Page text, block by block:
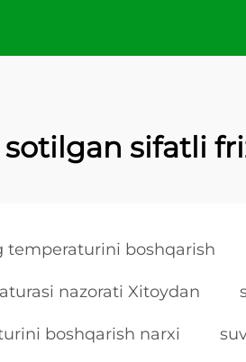
sotilgan sifatli
boshqarish
nazorati Xitoydan
boshqarish narxi